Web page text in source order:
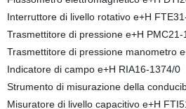
Interruttore di livello rotativo e+H
Trasmettitore di pressione e+H PMC21-
Trasmettitore di pressione manometro
Indicatore di campo e+H RIA16-1374/0
Strumento di misurazione della
Misuratore di livello capacitivo e+H